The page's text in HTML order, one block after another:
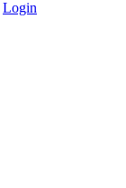
Login